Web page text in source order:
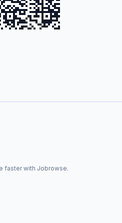
faster with Jobrowse.